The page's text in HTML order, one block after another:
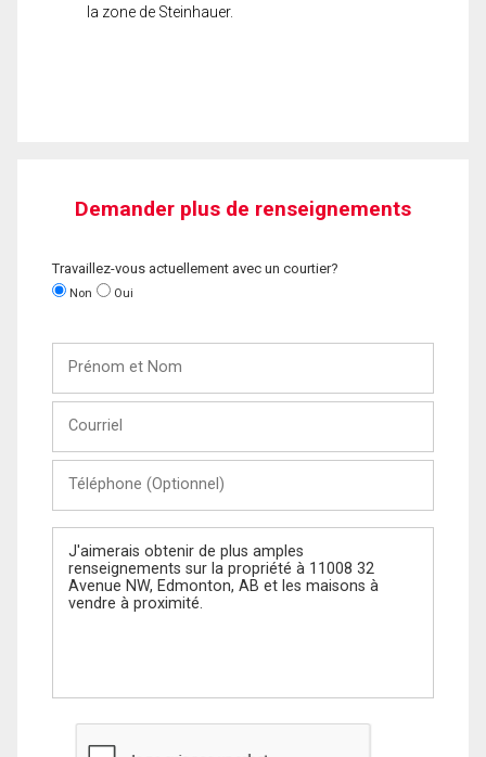
la zone de Steinhauer.
Demander plus de renseignements
Travaillez-vous actuellement avec un courtier?
Non Oui
Nom
(Optionnel)
Message